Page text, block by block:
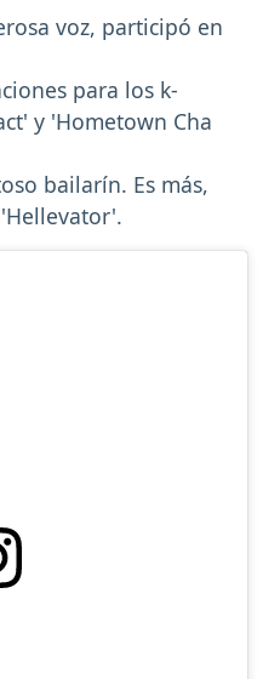
voz, participó en
para los k-
y 'Hometown Cha
bailarín. Es más,